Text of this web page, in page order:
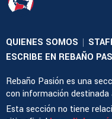
QUIENES SOMOS |
ESCRIBE EN REBAÑO
Rebaño Pasión es una
con información destinada
Esta sección no tiene